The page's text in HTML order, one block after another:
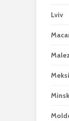
Lviv
Minsk